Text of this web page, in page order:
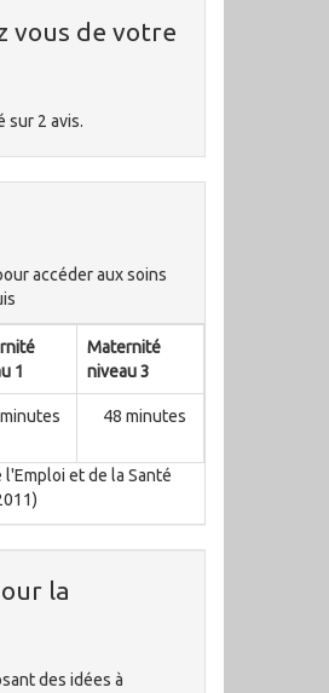
vous de votre
sur 2 avis.
accéder aux soins
1
Maternité
niveau 3
48 minutes
et de la Santé
la
des idées à